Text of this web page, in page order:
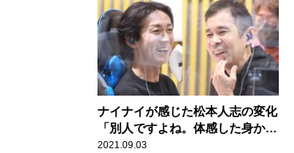
ナイナイが感じた松本人志の変化
「別人ですよね。体感した身から
すると」
2021.09.03